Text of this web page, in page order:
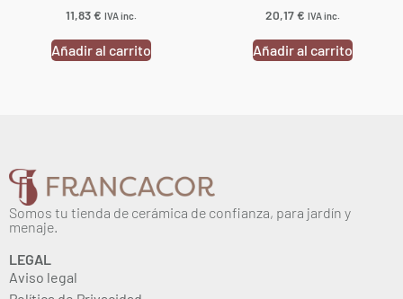
11,83€ IVA inc.
Añadir al carrito
20,17€ IVA inc.
Añadir al carrito
Somos tu tienda de cerámica de confianza, para jardín y
menaje.
LEGAL
Aviso legal